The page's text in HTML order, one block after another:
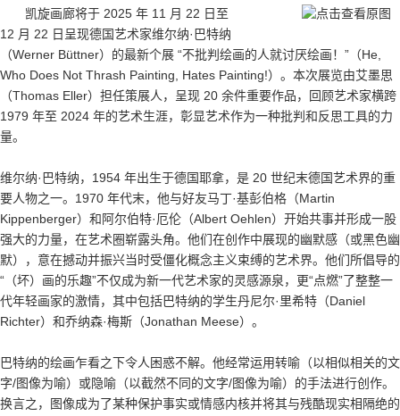
凯旋画廊将于 2025 年 11 月 22 日至
12 月 22 日呈现德国艺术家维尔纳·巴特纳
（Werner Büttner）的最新个展 “不批判绘画的人就讨厌绘画！”（He,
Who Does Not Thrash Painting, Hates Painting!）。本次展览由艾墨思
（Thomas Eller）担任策展人，呈现 20 余件重要作品，回顾艺术家横跨
1979 年至 2024 年的艺术生涯，彰显艺术作为一种批判和反思工具的力
量。
维尔纳·巴特纳，1954 年出生于德国耶拿，是 20 世纪末德国艺术界的重
要人物之一。1970 年代末，他与好友马丁·基彭伯格（Martin
Kippenberger）和阿尔伯特·厄伦（Albert Oehlen）开始共事并形成一股
强大的力量，在艺术圈崭露头角。他们在创作中展现的幽默感（或黑色幽
默），意在撼动并振兴当时受僵化概念主义束缚的艺术界。他们所倡导的
“（坏）画的乐趣”不仅成为新一代艺术家的灵感源泉，更“点燃”了整整一
代年轻画家的激情，其中包括巴特纳的学生丹尼尔·里希特（Daniel
Richter）和乔纳森·梅斯（Jonathan Meese）。
巴特纳的绘画乍看之下令人困惑不解。他经常运用转喻（以相似相关的文
字/图像为喻）或隐喻（以截然不同的文字/图像为喻）的手法进行创作。
换言之，图像成为了某种保护事实或情感内核并将其与残酷现实相隔绝的